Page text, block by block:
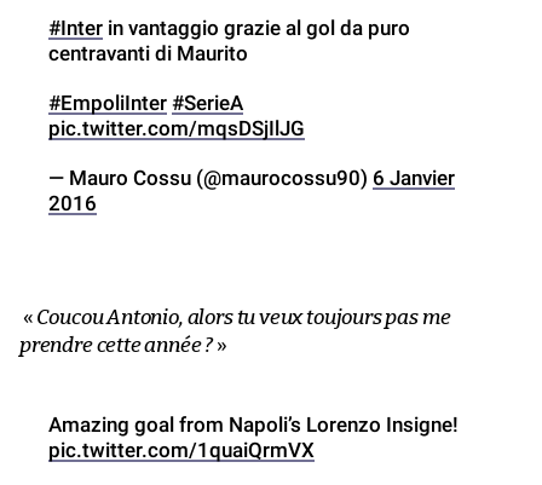
#Inter in vantaggio grazie al gol da puro
centravanti di Maurito
#EmpoliInter #SerieA
pic.twitter.com/mqsDSjIlJG
— Mauro Cossu (@maurocossu90) 6 Janvier
2016
« Coucou Antonio, alors tu veux toujours pas me
prendre cette année ?»
Amazing goal from Napoli’s Lorenzo Insigne!
pic.twitter.com/1quaiQrmVX